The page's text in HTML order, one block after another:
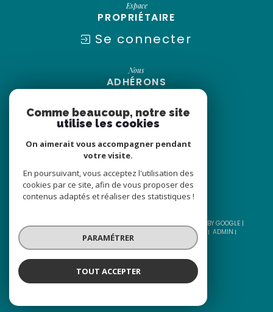
Espace
PROPRIÉTAIRE
Se connecter
Nous
ADHÉRONS
© 2026 | TOUS DROITS RÉSERVÉS | TRADUCTION POWERED BY GOOGLE |
PLAN DU SITE MENTIONS LÉGALES
ADMIN
NOS LIENS
POLITIQUE RGPD
Comme beaucoup, notre site
utilise les cookies
On aimerait vous accompagner pendant
votre visite.
En poursuivant, vous acceptez l'utilisation des
cookies par ce site, afin de vous proposer des
contenus adaptés et réaliser des statistiques !
PARAMÉTRER
TOUT ACCEPTER